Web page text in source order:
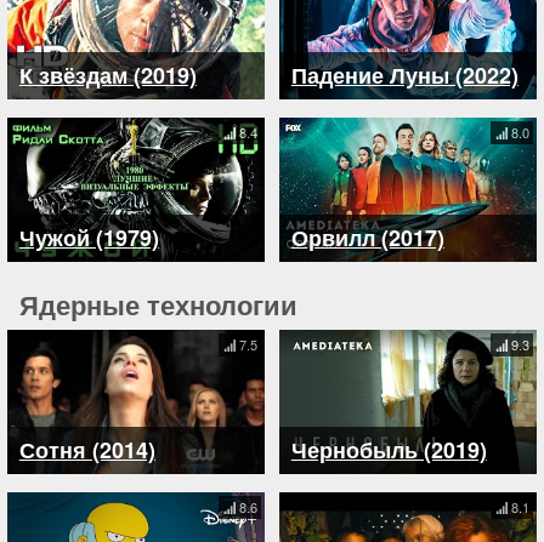
К звёздам (2019) Падение Луны (2022)
Чужой (1979)
8.4
Орвилл (2017)
8.0
Ядерные технологии
Сотня (2014)
7.5
Чернобыль (2019)
9.3
8.6 8.1